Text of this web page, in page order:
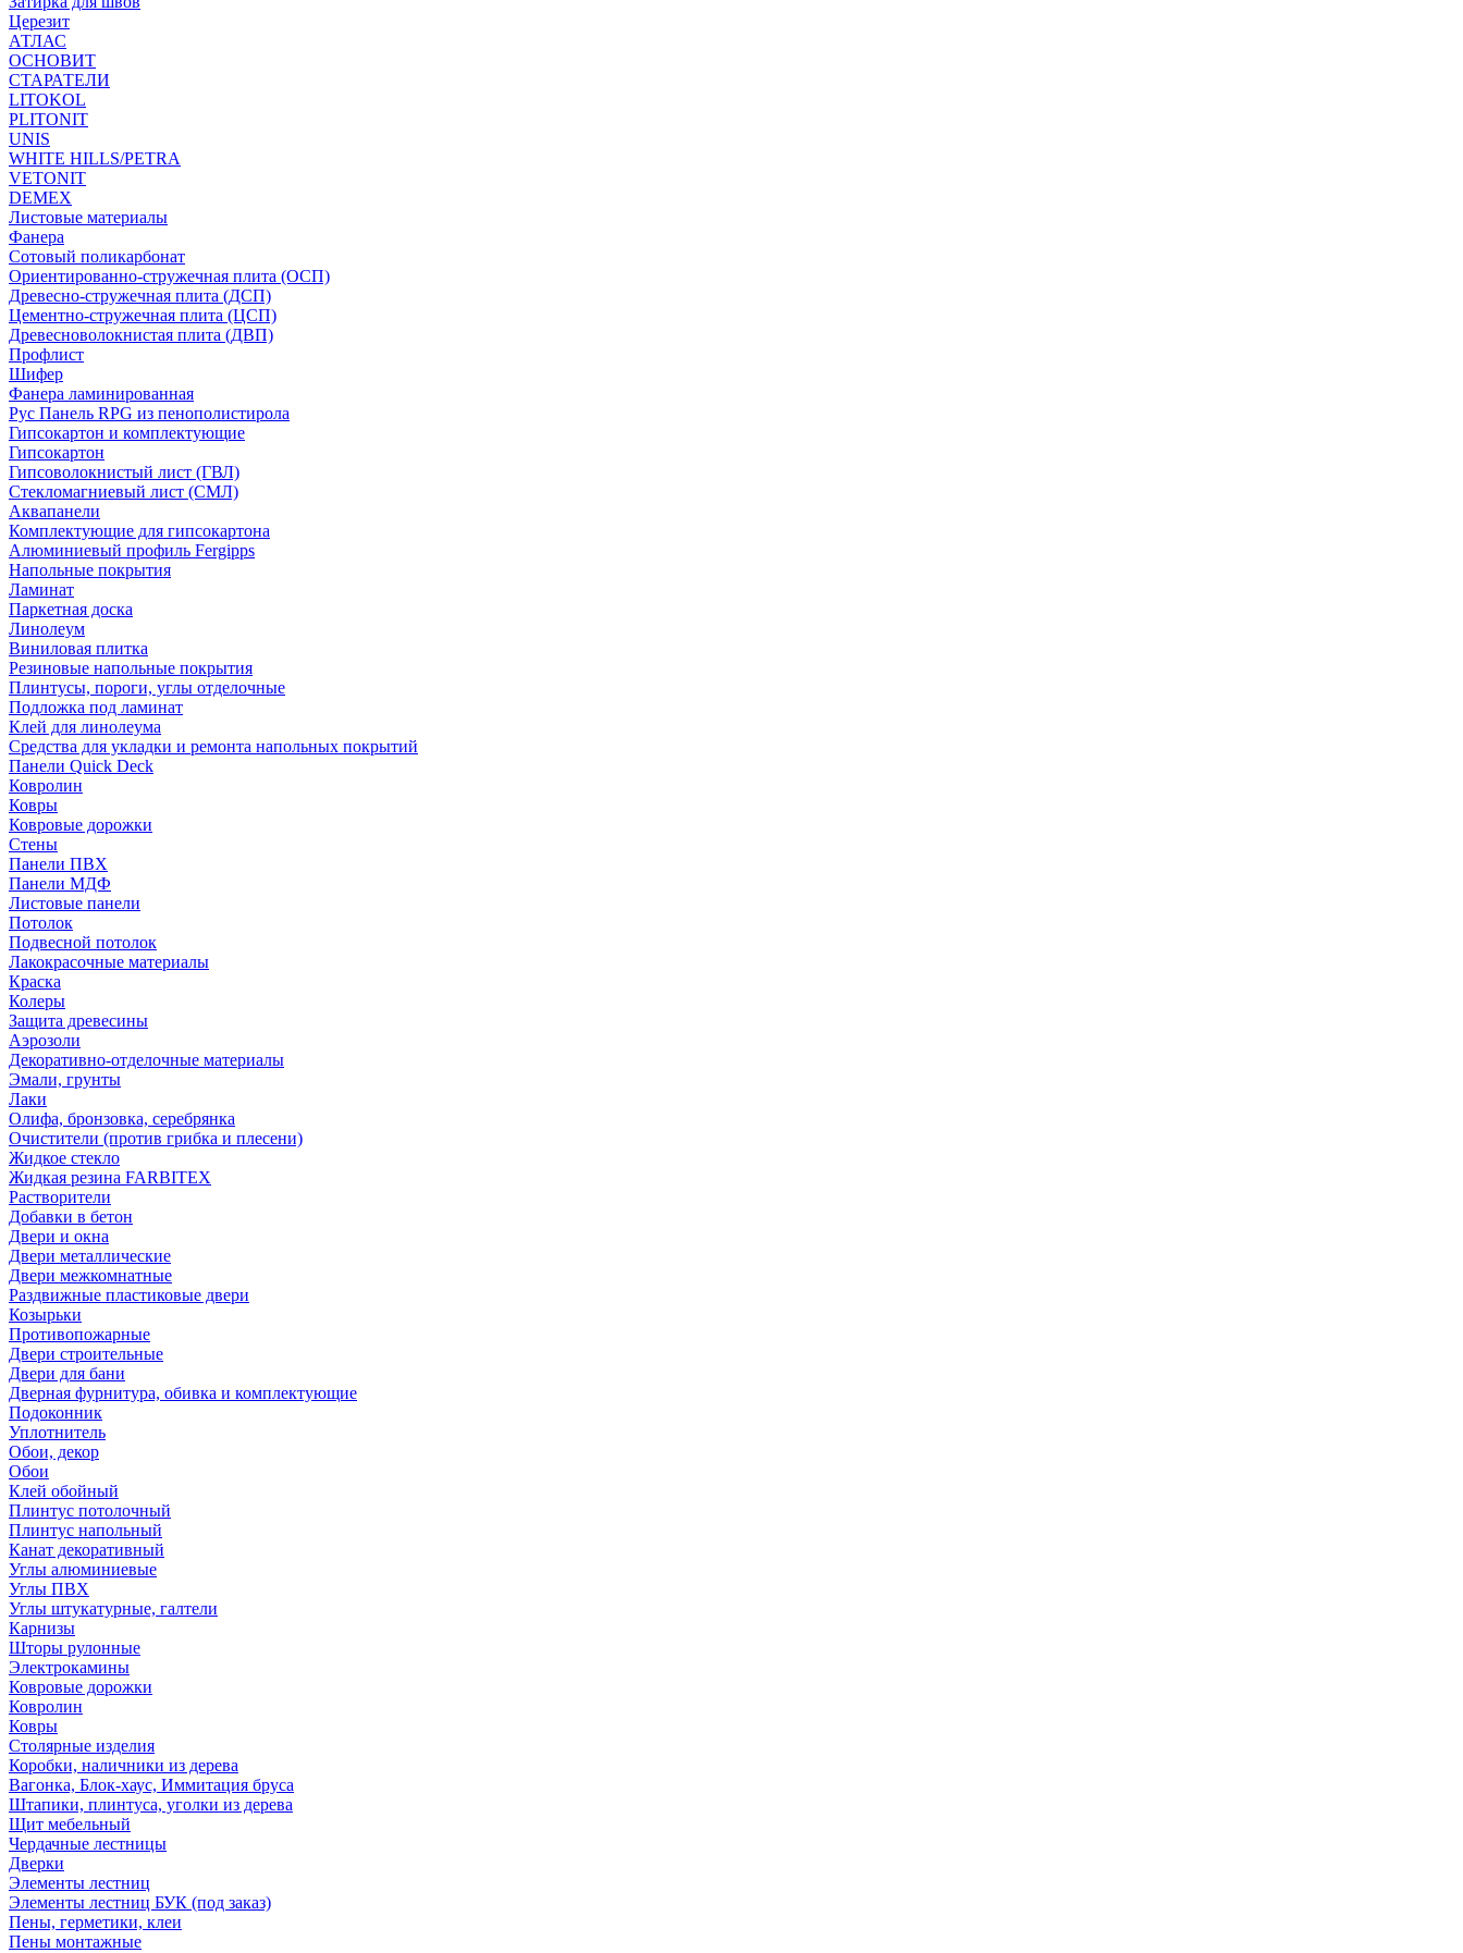
Церезит
АТЛАС
ОСНОВИТ
СТАРАТЕЛИ
LITOKOL
PLITONIT
UNIS
WHITE HILLS/PETRA
VETONIT
DEMEX
Листовые материалы
Фанера
Сотовый поликарбонат
Ориентированно-стружечная плита (ОСП)
Древесно-стружечная плита (ДСП)
Цементно-стружечная плита (ЦСП)
Древесноволокнистая плита (ДВП)
Профлист
Шифер
Фанера ламинированная
Рус Панель RPG из пенополистирола
Гипсокартон и комплектующие
Гипсокартон
Гипсоволокнистый лист (ГВЛ)
Стекломагниевый лист (СМЛ)
Аквапанели
Комплектующие для гипсокартона
Алюминиевый профиль Fergipps
Напольные покрытия
Ламинат
Паркетная доска
Линолеум
Виниловая плитка
Резиновые напольные покрытия
Плинтусы, пороги, углы отделочные
Подложка под ламинат
Клей для линолеума
Средства для укладки и ремонта напольных покрытий
Панели Quick Deck
Ковролин
Ковры
Ковровые дорожки
Стены
Панели ПВХ
Панели МДФ
Листовые панели
Потолок
Подвесной потолок
Лакокрасочные материалы
Краска
Колеры
Защита древесины
Аэрозоли
Декоративно-отделочные материалы
Эмали, грунты
Лаки
Олифа, бронзовка, серебрянка
Очистители (против грибка и плесени)
Жидкое стекло
Жидкая резина FARBITEX
Растворители
Добавки в бетон
Двери и окна
Двери металлические
Двери межкомнатные
Раздвижные пластиковые двери
Козырьки
Противопожарные
Двери строительные
Двери для бани
Дверная фурнитура, обивка и комплектующие
Подоконник
Уплотнитель
Обои, декор
Обои
Клей обойный
Плинтус потолочный
Плинтус напольный
Канат декоративный
Углы алюминиевые
Углы ПВХ
Углы штукатурные, галтели
Карнизы
Шторы рулонные
Электрокамины
Ковровые дорожки
Ковролин
Ковры
Столярные изделия
Коробки, наличники из дерева
Вагонка, Блок-хаус, Иммитация бруса
Штапики, плинтуса, уголки из дерева
Щит мебельный
Чердачные лестницы
Дверки
Элементы лестниц
Элементы лестниц БУК (под заказ)
Пены, герметики, клеи
Пены монтажные